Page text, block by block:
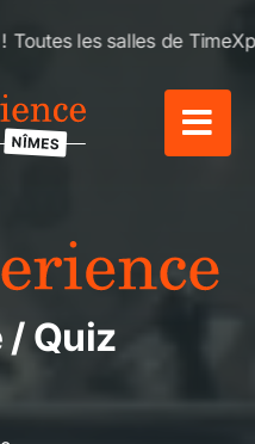
sont entièrement
/ Quiz